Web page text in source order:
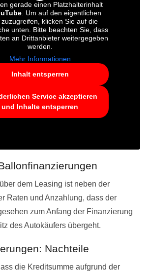
gerade einen Platzhalterinhalt
. Um auf den eigentlichen
zuzugreifen, klicken Sie auf die
unten. Bitte beachten Sie, dass
an Drittanbieter weitergegeben
werden.
Mehr Informationen
Inhalt entsperren
Service akzeptieren
und Inhalte entsperren
dem Leasing ist neben der
Raten und Anzahlung, dass der
zum Anfang der Finanzierung
des Autokäufers übergeht.
Nachteile
die Kreditsumme aufgrund der